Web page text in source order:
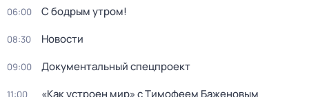
06:00 С бодрым утром!
08:30 Новости
09:00 Документальный спецпроект
11:00 «Как устроен мир» с Тимофеем Баженовым